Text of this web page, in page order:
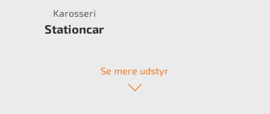
Karosseri
Stationcar
Se mere udstyr